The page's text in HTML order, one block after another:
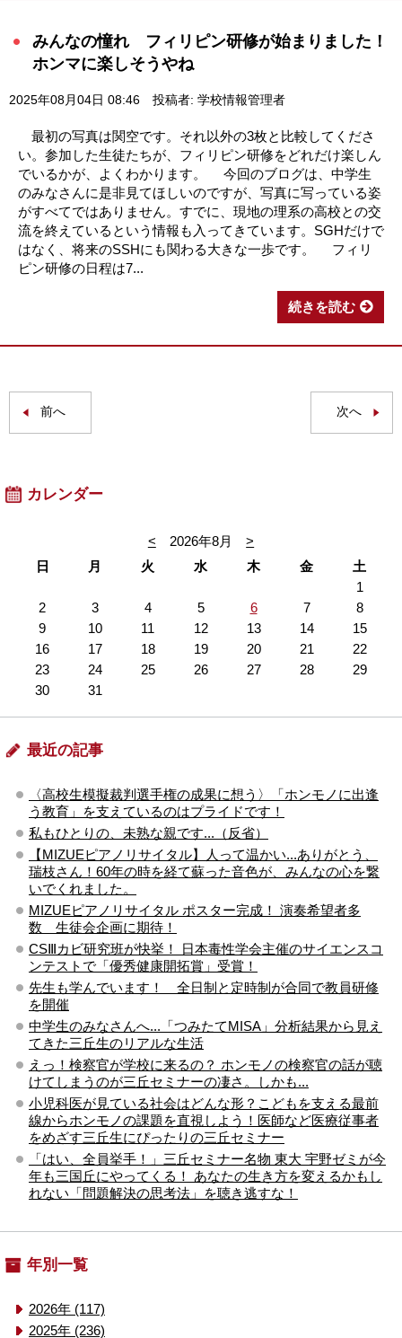
みんなの憧れ フィリピン研修が始まりました！
ホンマに楽しそうやね
2025年08月04日 08:46 投稿者: 学校情報管理者
最初の写真は関空です。それ以外の3枚と比較してくださ
い。参加した生徒たちが、フィリピン研修をどれだけ楽しん
でいるかが、よくわかります。 今回のブログは、中学生
のみなさんに是非見てほしいのですが、写真に写っている姿
がすべてではありません。すでに、現地の理系の高校との交
流を終えているという情報も入ってきています。SGHだけで
はなく、将来のSSHにも関わる大きな一歩です。 フィリ
ピン研修の日程は7...
続きを読む
前へ 次へ
カレンダー
< 2026年8月
>
日
月 火 水 木 金
土
1
2
3 4 5 6 7
8
9
10 11 12 13 14
15
16
17 18 19 20 21
22
23
24 25 26 27 28
29
30
31
最近の記事
〈高校生模擬裁判選手権の成果に想う〉「ホンモノに出逢
う教育」を支えているのはプライドです！
私もひとりの、未熟な親です...（反省）
【MIZUEピアノリサイタル】人って温かい...ありがとう、
瑞枝さん！60年の時を経て蘇った音色が、みんなの心を繋
いでくれました。
MIZUEピアノリサイタル ポスター完成！ 演奏希望者多
数 生徒会企画に期待！
CSⅢカビ研究班が快挙！ 日本毒性学会主催のサイエンスコ
ンテストで「優秀健康開拓賞」受賞！
先生も学んでいます！ 全日制と定時制が合同で教員研修
を開催
中学生のみなさんへ...「つみたてMISA」分析結果から見え
てきた三丘生のリアルな生活
えっ！検察官が学校に来るの？ ホンモノの検察官の話が聴
けてしまうのが三丘セミナーの凄さ。しかも...
小児科医が見ている社会はどんな形？こどもを支える最前
線からホンモノの課題を直視しよう！医師など医療従事者
をめざす三丘生にぴったりの三丘セミナー
「はい、全員挙手！」三丘セミナー名物 東大 宇野ゼミが今
年も三国丘にやってくる！ あなたの生き方を変えるかもし
れない「問題解決の思考法」を聴き逃すな！
年別一覧
2026年 (117)
2025年 (236)